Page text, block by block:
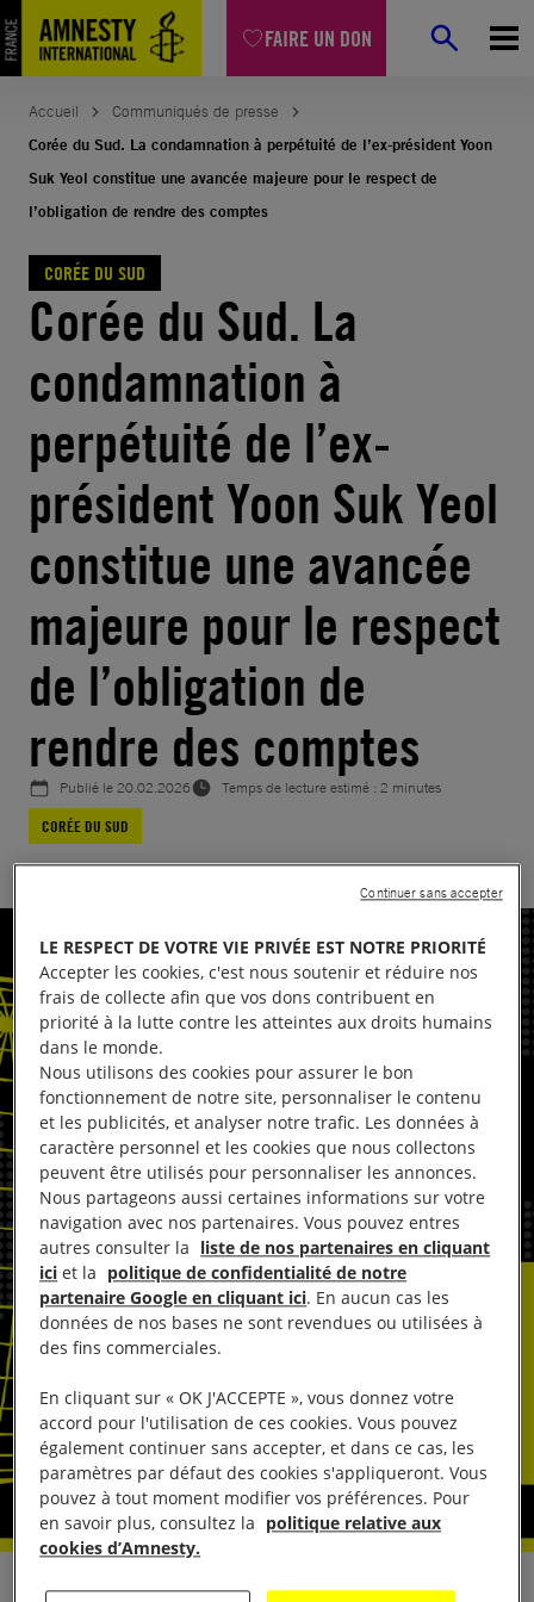
FAIRE UN DON
Aller
au
contenu
Accueil
Communiqués de presse
Corée du Sud. La condamnation à perpétuité de l’ex-président Yoon
Suk Yeol constitue une avancée majeure pour le respect de
l’obligation de rendre des comptes
CORÉE DU SUD
Corée du Sud. La
condamnation à
perpétuité de l’ex-
président Yoon Suk Yeol
constitue une avancée
majeure pour le respect
de l’obligation de
rendre des comptes
Publié le20.02.2026
Temps de lecture estimé : 2 minutes
CORÉE DU SUD
LE RESPECT DE VOTRE VIE PRIVÉE EST NOTRE PRIORITÉ
Accepter les cookies, c'est nous soutenir et réduire nos
frais de collecte afin que vos dons contribuent en
priorité à la lutte contre les atteintes aux droits humains
dans le monde.
Nous utilisons des cookies pour assurer le bon
fonctionnement de notre site, personnaliser le contenu
et les publicités, et analyser notre trafic. Les données à
caractère personnel et les cookies que nous collectons
peuvent être utilisés pour personnaliser les annonces.
Nous partageons aussi certaines informations sur votre
navigation avec nos partenaires. Vous pouvez entres
autres consulter la liste de nos partenaires en cliquant
ici et la politique de confidentialité de notre
partenaire Google en cliquant ici. En aucun cas les
données de nos bases ne sont revendues ou utilisées à
des fins commerciales.
En cliquant sur « OK J'ACCEPTE », vous donnez votre
accord pour l'utilisation de ces cookies. Vous pouvez
également continuer sans accepter, et dans ce cas, les
paramètres par défaut des cookies s'appliqueront. Vous
pouvez à tout moment modifier vos préférences. Pour
en savoir plus, consultez la politique relative aux
cookies d’Amnesty.
Continuer sans accepter